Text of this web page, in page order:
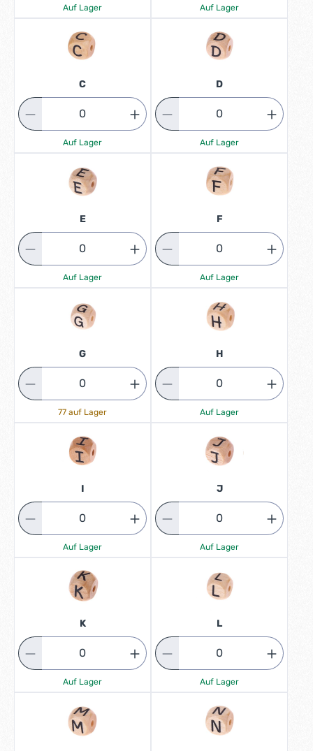
Auf Lager Auf Lager
C
Auf Lager
D
Auf Lager
E
Auf Lager
F
Auf Lager
G
77 auf Lager
H
Auf Lager
I
Auf Lager
J
Auf Lager
K
Auf Lager
L
Auf Lager